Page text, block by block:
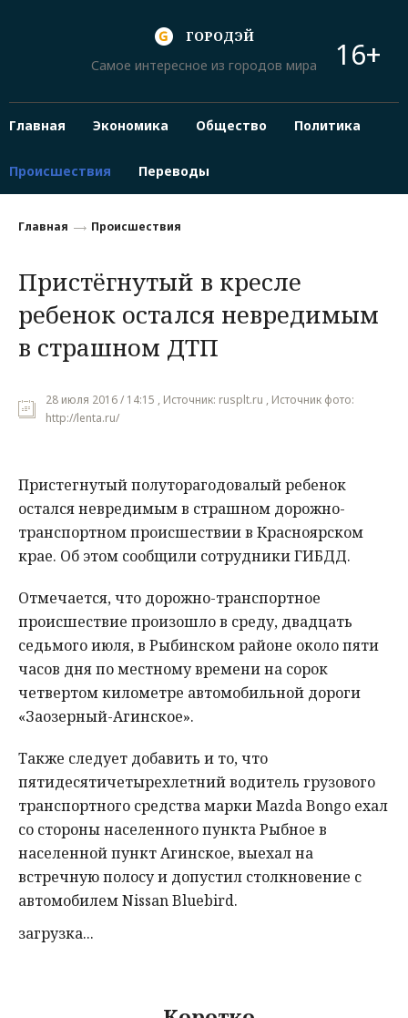
ГОРОДЭЙ
Самое интересное из городов мира
16+
Главная Экономика Общество Политика
Происшествия Переводы
Главная Происшествия
Пристёгнутый в кресле
ребенок остался невредимым
в страшном ДТП
28 июля 2016 / 14:15 , Источник: rusplt.ru , Источник фото:
http://lenta.ru/
Пристегнутый полуторагодовалый ребенок
остался невредимым в страшном дорожно-
транспортном происшествии в Красноярском
крае. Об этом сообщили сотрудники ГИБДД.
Отмечается, что дорожно-транспортное
происшествие произошло в среду, двадцать
седьмого июля, в Рыбинском районе около пяти
часов дня по местному времени на сорок
четвертом километре автомобильной дороги
«Заозерный-Агинское».
Также следует добавить и то, что
пятидесятичетырехлетний водитель грузового
транспортного средства марки Mazda Bongo ехал
со стороны населенного пункта Рыбное в
населенной пункт Агинское, выехал на
встречную полосу и допустил столкновение с
автомобилем Nissan Bluebird.
загрузка...